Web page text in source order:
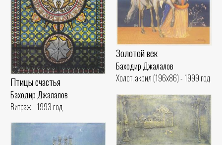
Золотой век
Баходир Джалалов
Холст, акрил (196x86) - 1999 год
Птицы счастья
Баходир Джалалов
Витраж - 1993 год